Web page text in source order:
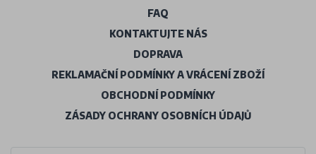
FAQ
KONTAKTUJTE NÁS
DOPRAVA
REKLAMAČNÍ PODMÍNKY A VRÁCENÍ ZBOŽÍ
OBCHODNÍ PODMÍNKY
ZÁSADY OCHRANY OSOBNÍCH ÚDAJŮ